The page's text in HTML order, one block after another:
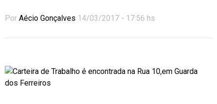
Por Aécio Gonçalves 14/03/2017 - 17:56 hs